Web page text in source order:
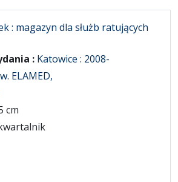
: magazyn dla służb ratujących
: Katowice : 2008-
ELAMED,
cm